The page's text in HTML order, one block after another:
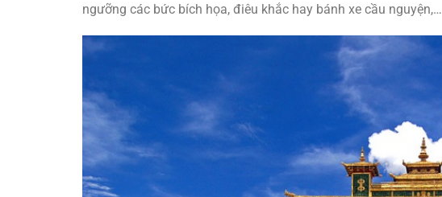
ngưỡng các bức bích họa, điêu khắc hay bánh xe cầu nguyện,…